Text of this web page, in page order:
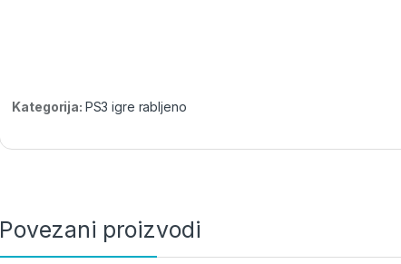
Kategorija: PS3 igre rabljeno
Povezani proizvodi